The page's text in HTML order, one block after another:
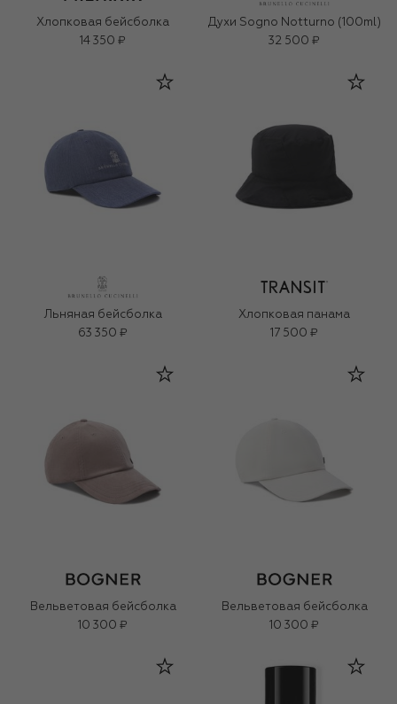
Хлопковая бейсболка
14 350 ₽
Духи Sogno Notturno (100ml)
32 500 ₽
Льняная бейсболка
63 350 ₽
Хлопковая панама
17 500 ₽
Вельветовая бейсболка
10 300 ₽
Вельветовая бейсболка
10 300 ₽